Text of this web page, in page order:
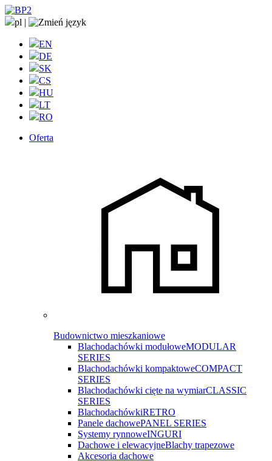
pl |
EN
DE
SK
CS
HU
LT
RO
Oferta
Budownictwo mieszkaniowe
Blachodachówki modułoweMODULAR
SERIES
Blachodachówki kompaktoweCOMPACT
SERIES
Blachodachówki cięte na wymiarCLASSIC
SERIES
BlachodachówkiRETRO
Panele dachowePANEL SERIES
Systemy rynnoweINGURI
Dachowe i elewacyjneBlachy trapezowe
Akcesoria dachowe